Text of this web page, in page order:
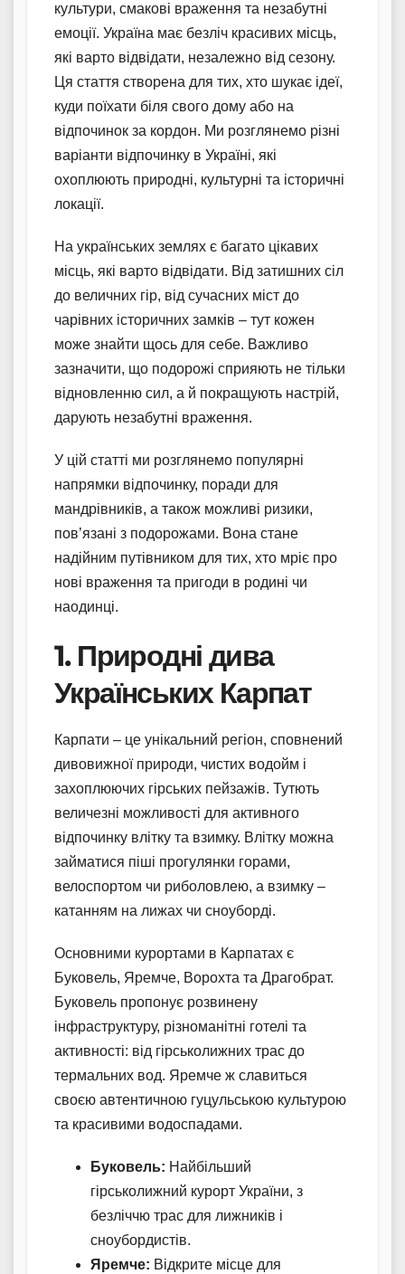
культури, смакові враження та незабутні
емоції. Україна має безліч красивих місць,
які варто відвідати, незалежно від сезону.
Ця стаття створена для тих, хто шукає ідеї,
куди поїхати біля свого дому або на
відпочинок за кордон. Ми розглянемо різні
варіанти відпочинку в Україні, які
охоплюють природні, культурні та історичні
локації.
На українських землях є багато цікавих
місць, які варто відвідати. Від затишних сіл
до величних гір, від сучасних міст до
чарівних історичних замків – тут кожен
може знайти щось для себе. Важливо
зазначити, що подорожі сприяють не тільки
відновленню сил, а й покращують настрій,
дарують незабутні враження.
У цій статті ми розглянемо популярні
напрямки відпочинку, поради для
мандрівників, а також можливі ризики,
пов’язані з подорожами. Вона стане
надійним путівником для тих, хто мріє про
нові враження та пригоди в родині чи
наодинці.
1. Природні дива
Українських Карпат
Карпати – це унікальний регіон, сповнений
дивовижної природи, чистих водойм і
захоплюючих гірських пейзажів. Тутють
величезні можливості для активного
відпочинку влітку та взимку. Влітку можна
займатися піші прогулянки горами,
велоспортом чи риболовлею, а взимку –
катанням на лижах чи сноуборді.
Основними курортами в Карпатах є
Буковель, Яремче, Ворохта та Драгобрат.
Буковель пропонує розвинену
інфраструктуру, різноманітні готелі та
активності: від гірськолижних трас до
термальних вод. Яремче ж славиться
своєю автентичною гуцульською культурою
та красивими водоспадами.
Буковель: Найбільший
гірськолижний курорт України, з
безліччю трас для лижників і
сноубордистів.
Яремче: Відкрите місце для